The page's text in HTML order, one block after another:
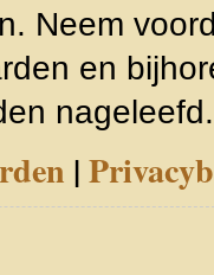
Neem
en
nageleefd.
|